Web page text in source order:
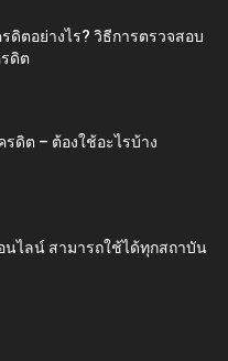
ดิตอย่างไร? วิธีการตรวจสอบ
ดิต
รดิต – ต้องใช้อะไรบ้าง
นไลน์ สามารถใช้ได้ทุกสถาบัน